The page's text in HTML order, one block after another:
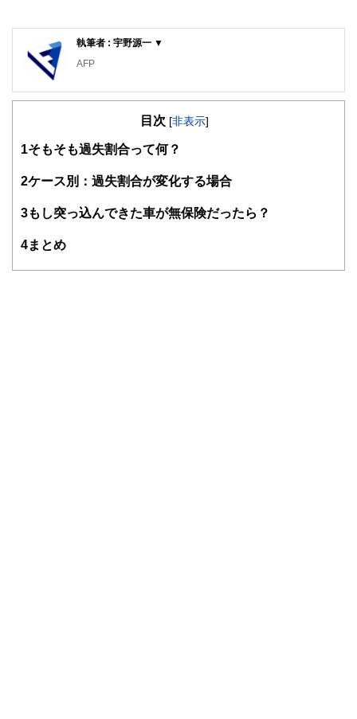
執筆者 : 宇野源一 ▼
AFP
目次 [非表示]
1 そもそも過失割合って何？
2ケース別：過失割合が変化する場合
3もし突っ込んできた車が無保険だったら？
4まとめ